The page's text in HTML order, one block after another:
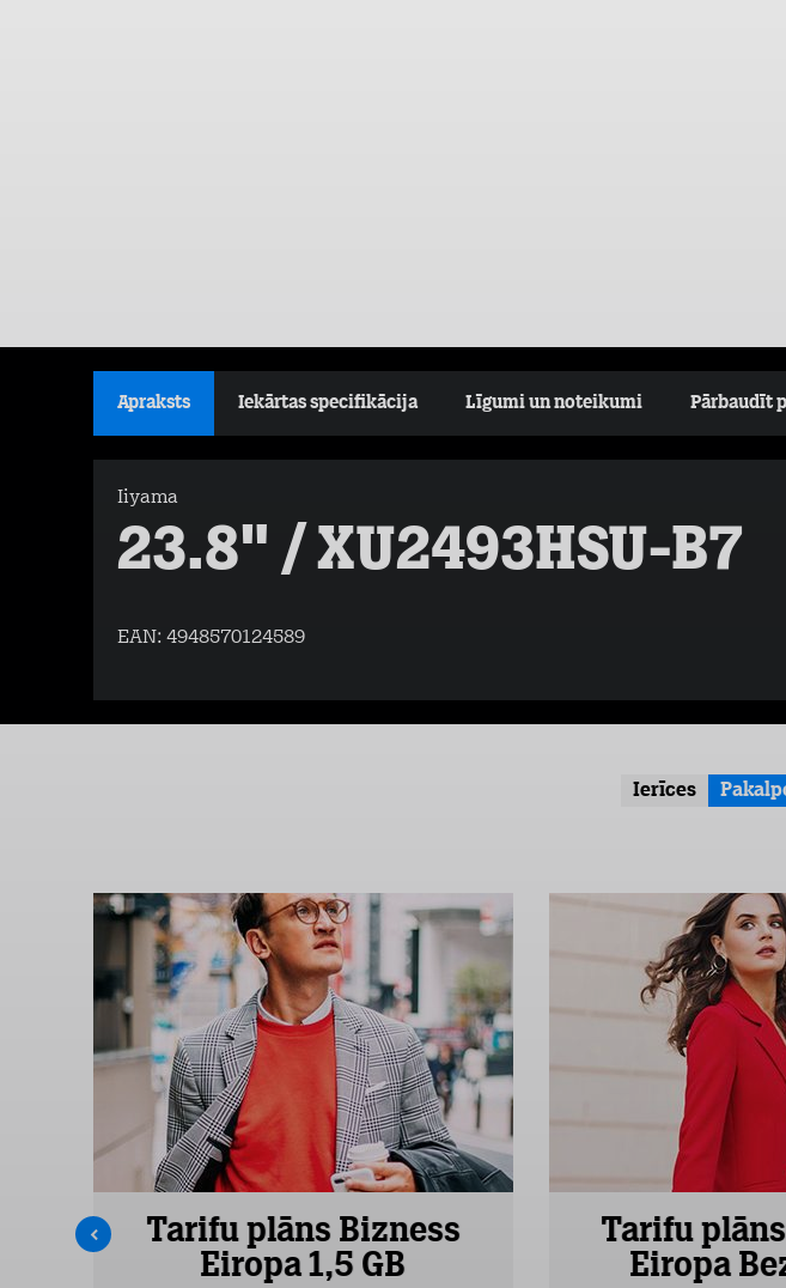
Apraksts Iekārtas specifikācija Līgumi un noteikumi Pārbaudīt
Iiyama
23.8" / XU2493HSU-B7
EAN: 4948570124589
Ierīces
Tarifu plāns Bizness
Eiropa 1,5 GB
Tarifu
Eiropa